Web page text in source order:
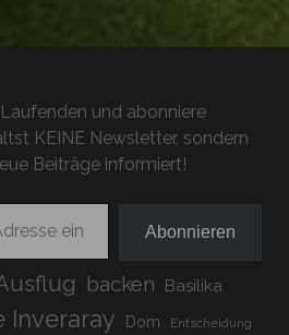
und abonniere
KEINE Newsletter, sondern
Beiträge informiert!
Abonnieren
backen Basilika
Inveraray Dom Entscheidung